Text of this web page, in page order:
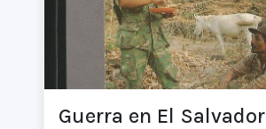
Guerra en El Salvador